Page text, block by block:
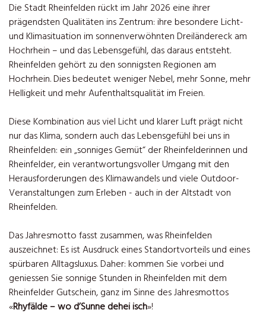
Die Stadt Rheinfelden rückt im Jahr 2026 eine ihrer
prägendsten Qualitäten ins Zentrum: ihre besondere Licht-
und Klimasituation im sonnenverwöhnten Dreiländereck am
Hochrhein – und das Lebensgefühl, das daraus entsteht.
Rheinfelden gehört zu den sonnigsten Regionen am
Hochrhein. Dies bedeutet weniger Nebel, mehr Sonne, mehr
Helligkeit und mehr Aufenthaltsqualität im Freien.
Diese Kombination aus viel Licht und klarer Luft prägt nicht
nur das Klima, sondern auch das Lebensgefühl bei uns in
Rheinfelden: ein „sonniges Gemüt“ der Rheinfelderinnen und
Rheinfelder, ein verantwortungsvoller Umgang mit den
Herausforderungen des Klimawandels und viele Outdoor-
Veranstaltungen zum Erleben - auch in der Altstadt von
Rheinfelden.
Das Jahresmotto fasst zusammen, was Rheinfelden
auszeichnet: Es ist Ausdruck eines Standortvorteils und eines
spürbaren Alltagsluxus. Daher: kommen Sie vorbei und
geniessen Sie sonnige Stunden in Rheinfelden mit dem
Rheinfelder Gutschein, ganz im Sinne des Jahresmottos
«Rhyfälde – wo d’Sunne dehei isch»!